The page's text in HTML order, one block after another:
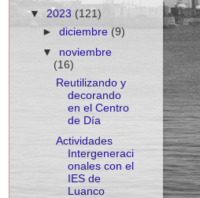
▼ 2023 (121)
►diciembre (9)
▼ noviembre
(16)
Reutilizando y
decorando
en el Centro
de Día
Actividades
Intergeneraci
onales con el
IES de
Luanco